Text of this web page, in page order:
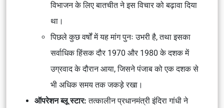
विभाजन के लिए बातचीत ने इस विचार को बढ़ावा दिया
था।
पिछले कुछ वर्षों में यह मांग पुनः उभरी है, तथा इसका
सर्वाधिक हिंसक दौर 1970 और 1980 के दशक में
उग्रवाद के दौरान आया, जिसने पंजाब को एक दशक से
भी अधिक समय तक जकड़े रखा।
ऑपरेशन ब्लू स्टार:तत्कालीन प्रधानमंत्री इंदिरा गांधी ने